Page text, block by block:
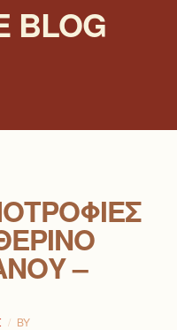
BLOG
–
BY